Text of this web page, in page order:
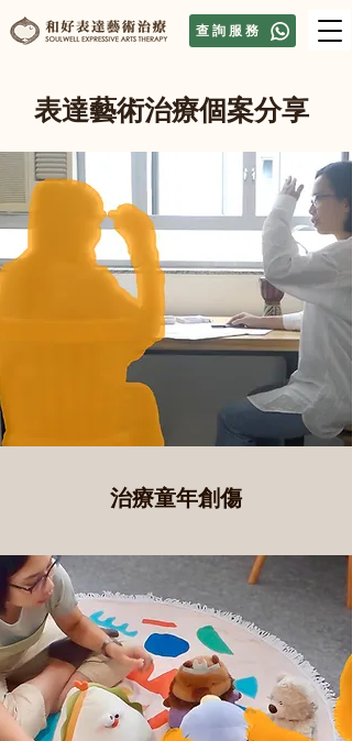
查詢服務
表達藝術治療個案分享
​治療童年創傷